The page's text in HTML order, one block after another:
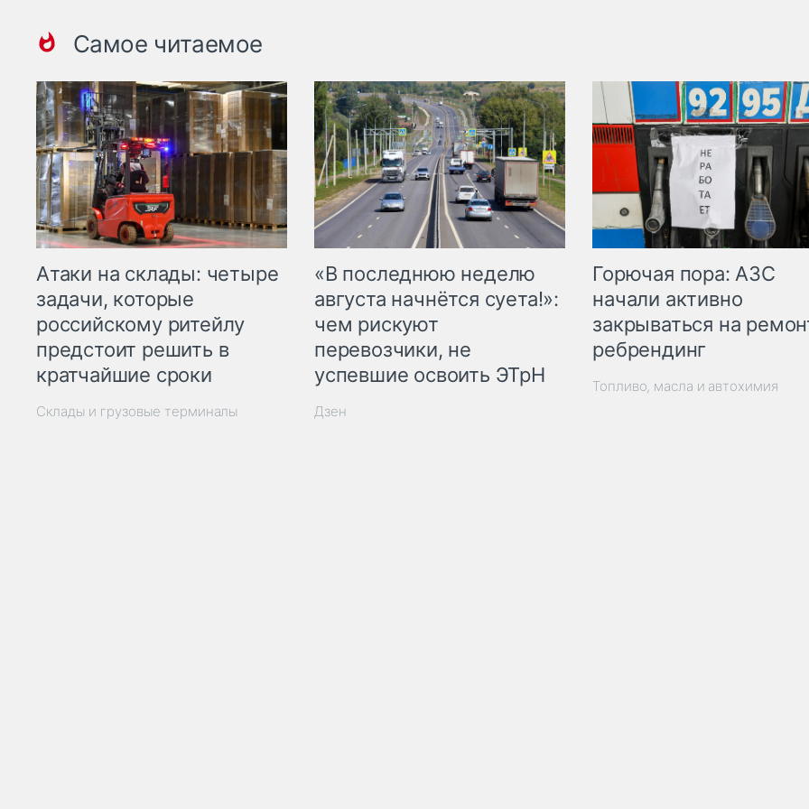
Самое читаемое
Атаки на склады: четыре
задачи, которые
российскому ритейлу
предстоит решить в
кратчайшие сроки
Склады и грузовые терминалы
«В последнюю неделю
августа начнётся суета!»:
чем рискуют
перевозчики, не
успевшие освоить ЭТрН
Дзен
Горючая пора: АЗС
начали активно
закрываться на
ребрендинг
Топливо, масла и автохимия